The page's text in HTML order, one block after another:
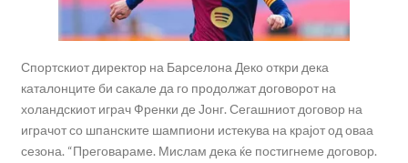
Спортскиот директор на Барселона Деко откри дека
каталонците би сакале да го продолжат договорот на
холандскиот играч Френки де Јонг. Сегашниот договор на
играчот со шпанските шампиони истекува на крајот од оваа
сезона. “Преговараме. Мислам дека ќе постигнеме договор.